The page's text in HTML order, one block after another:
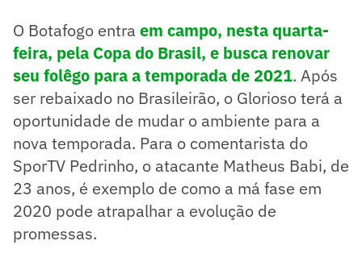
O Botafogo entra em campo, nesta quarta-
feira, pela Copa do Brasil, e busca renovar
seu folêgo para a temporada de 2021. Após
ser rebaixado no Brasileirão, o Glorioso terá a
oportunidade de mudar o ambiente para a
nova temporada. Para o comentarista do
SporTV Pedrinho, o atacante Matheus Babi, de
23 anos, é exemplo de como a má fase em
2020 pode atrapalhar a evolução de
promessas.